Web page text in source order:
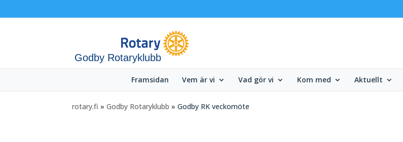
Godby Rotaryklubb
Framsidan Vem är vi Vad gör vi Kom med Aktuellt
rotary.fi » Godby Rotaryklubb » Godby RK veckomöte